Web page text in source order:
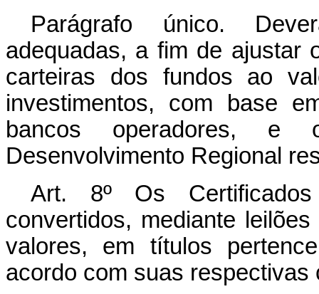
Parágrafo único.
adequadas, a fim de ajustar
carteiras dos fundos ao
investimentos, com base
bancos operadores, e
Desenvolvimento Regional
Art. 8º Os
convertidos, mediante
valores, em títulos
acordo com suas respectivas